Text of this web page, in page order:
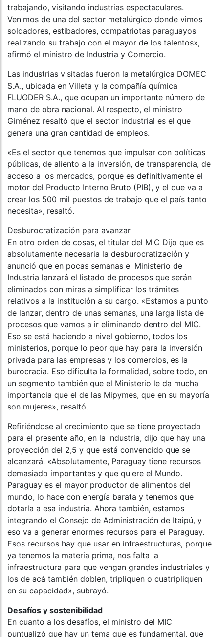
trabajando, visitando industrias espectaculares.
Venimos de una del sector metalúrgico donde vimos
soldadores, estibadores, compatriotas paraguayos
realizando su trabajo con el mayor de los talentos»,
afirmó el ministro de Industria y Comercio.
Las industrias visitadas fueron la metalúrgica DOMEC
S.A., ubicada en Villeta y la compañía química
FLUODER S.A., que ocupan un importante número de
mano de obra nacional. Al respecto, el ministro
Giménez resaltó que el sector industrial es el que
genera una gran cantidad de empleos.
«Es el sector que tenemos que impulsar con políticas
públicas, de aliento a la inversión, de transparencia, de
acceso a los mercados, porque es definitivamente el
motor del Producto Interno Bruto (PIB), y el que va a
crear los 500 mil puestos de trabajo que el país tanto
necesita», resaltó.
Desburocratización para avanzar
En otro orden de cosas, el titular del MIC Dijo que es
absolutamente necesaria la desburocratización y
anunció que en pocas semanas el Ministerio de
Industria lanzará el listado de procesos que serán
eliminados con miras a simplificar los trámites
relativos a la institución a su cargo. «Estamos a punto
de lanzar, dentro de unas semanas, una larga lista de
procesos que vamos a ir eliminando dentro del MIC.
Eso se está haciendo a nivel gobierno, todos los
ministerios, porque lo peor que hay para la inversión
privada para las empresas y los comercios, es la
burocracia. Eso dificulta la formalidad, sobre todo, en
un segmento también que el Ministerio le da mucha
importancia que el de las Mipymes, que en su mayoría
son mujeres», resaltó.
Refiriéndose al crecimiento que se tiene proyectado
para el presente año, en la industria, dijo que hay una
proyección del 2,5 y que está convencido que se
alcanzará. «Absolutamente, Paraguay tiene recursos
demasiado importantes y que quiere el Mundo.
Paraguay es el mayor productor de alimentos del
mundo, lo hace con energía barata y tenemos que
dotarla a esa industria. Ahora también, estamos
integrando el Consejo de Administración de Itaipú, y
eso va a generar enormes recursos para el Paraguay.
Esos recursos hay que usar en infraestructuras, porque
ya tenemos la materia prima, nos falta la
infraestructura para que vengan grandes industriales y
los de acá también doblen, tripliquen o cuatripliquen
en su capacidad», subrayó.
Desafíos y sostenibilidad
En cuanto a los desafíos, el ministro del MIC
puntualizó que hay un tema que es fundamental, que